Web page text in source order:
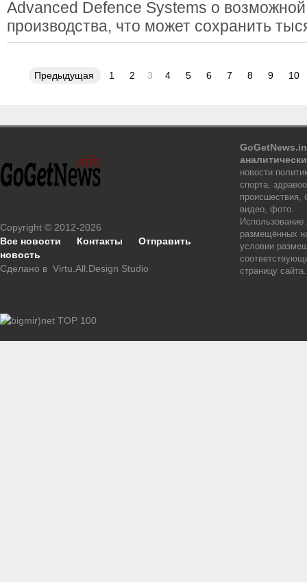
Advanced Defence Systems о
производства, что может сохранить
Предыдущая 1 2 3 4 5 6 7 8 9 10
Copyright © 2012-2026
Все новости
Контакты
Отправить
новость
Сделано в Virtu.All.Design Studio
новости
спорта,
происшествия,
видео, фото.
размещённых
условии
страницу сайта.